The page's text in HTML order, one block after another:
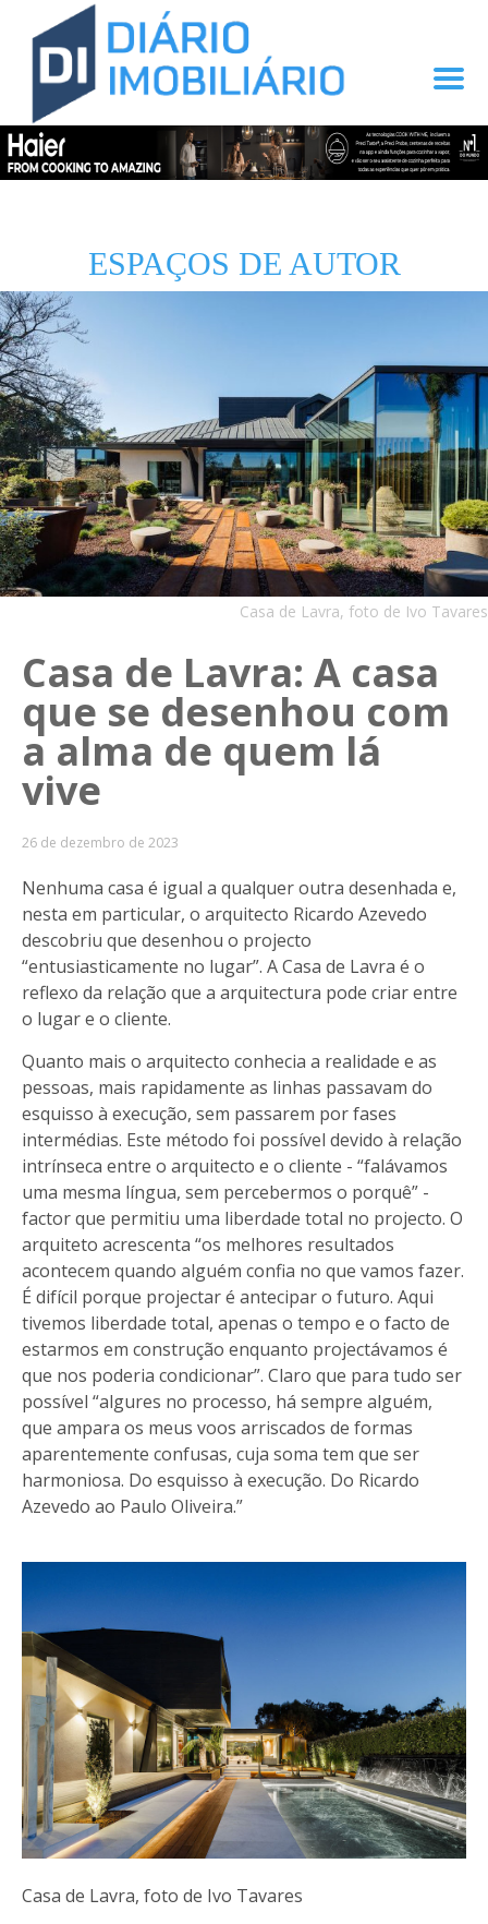
ESPAÇOS DE AUTOR
Casa de Lavra, foto de Ivo Tavares
Casa de Lavra: A casa
que se desenhou com
a alma de quem lá
vive
26 de dezembro de 2023
Nenhuma casa é igual a qualquer outra desenhada e,
nesta em particular, o arquitecto Ricardo Azevedo
descobriu que desenhou o projecto
“entusiasticamente no lugar”. A Casa de Lavra é o
reflexo da relação que a arquitectura pode criar entre
o lugar e o cliente.
Quanto mais o arquitecto conhecia a realidade e as
pessoas, mais rapidamente as linhas passavam do
esquisso à execução, sem passarem por fases
intermédias. Este método foi possível devido à relação
intrínseca entre o arquitecto e o cliente - “falávamos
uma mesma língua, sem percebermos o porquê” -
factor que permitiu uma liberdade total no projecto. O
arquiteto acrescenta “os melhores resultados
acontecem quando alguém confia no que vamos fazer.
É difícil porque projectar é antecipar o futuro. Aqui
tivemos liberdade total, apenas o tempo e o facto de
estarmos em construção enquanto projectávamos é
que nos poderia condicionar”. Claro que para tudo ser
possível “algures no processo, há sempre alguém,
que ampara os meus voos arriscados de formas
aparentemente confusas, cuja soma tem que ser
harmoniosa. Do esquisso à execução. Do Ricardo
Azevedo ao Paulo Oliveira.”
Casa de Lavra, foto de Ivo Tavares